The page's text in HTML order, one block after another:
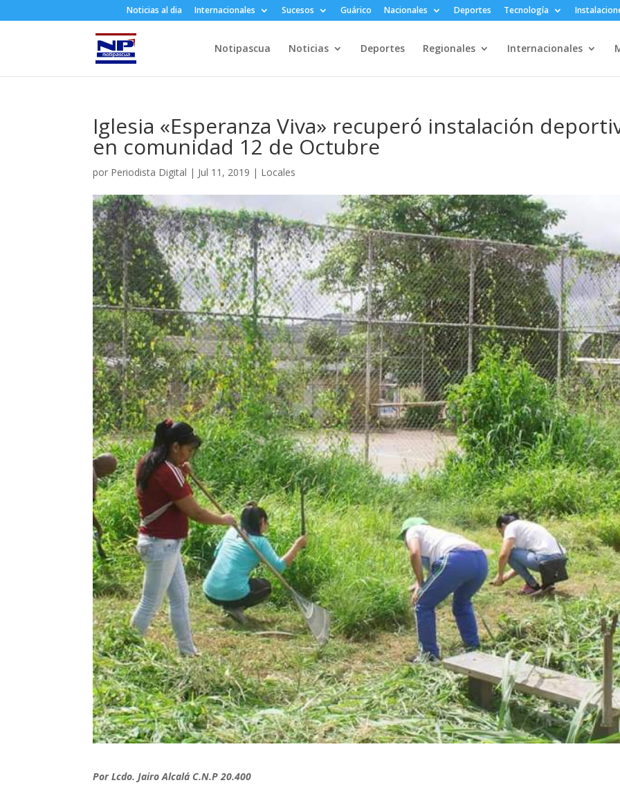
Noticias al dia Internacionales Sucesos Guárico Nacionales Deportes Tecnología
Notipascua Noticias Deportes Regionales Internacionales
Iglesia «Esperanza Viva» recuperó instalación
en comunidad 12 de Octubre
por Periodista Digital | Jul 11, 2019 | Locales
Por Lcdo. Jairo Alcalá C.N.P 20.400